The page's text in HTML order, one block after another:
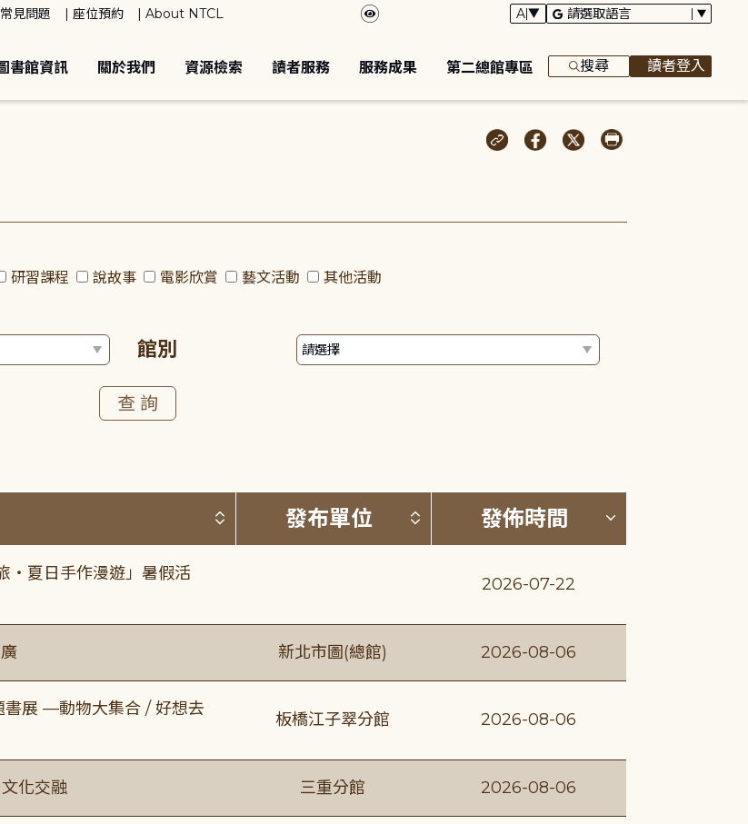
常見問題 座位預約 About NTCL
書館資訊 關於我們 資源檢索 讀者服務 服務成果 第二總館專區 搜尋 讀者登入
研習課程 說故事 電影欣賞 藝文活動 其他活動
館別
按標題排序 (升降冪)
發布單位 按發布單位排序 (升降冪)
發佈時間 按發佈時間
・夏日手作漫遊」暑假活
2026-07-22
新北市圖(總館) 2026-08-06
書展 —動物大集合 / 好想去
板橋江子翠分館 2026-08-06
化交融 三重分館 2026-08-06